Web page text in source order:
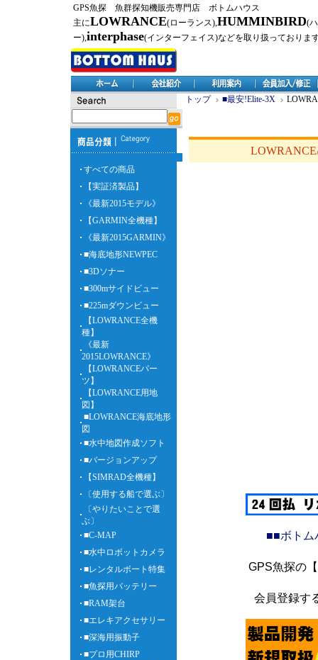
GPS魚探 魚群探知機販売専門店 ボトムハウス
主にLOWRANCE(ローランス),HUMMINBIRD(
ー),interphase(インターフェイス)などを取り扱っておりま
すべての商品
【実証済製品】
《最新2015モデル》
【GARMIN全機種】
《最新2015GARMIN》
■海底地形NEWPEC
■3Dソナー
■300mサイドビュー
■225mダウンビュー
【LOWRANCE全機
種】
《最新
2015LOWRANCE》
【LOWRANCEパー
ツ】
【LOWRANCE用地
図】
■LOWRANCE海底地形
図
■水中地図作成ソフト
■バージョンアップ
【SIMRAD全機種】
〔使用する船で選ぶ〕
〔やりたいことで選
ぶ〕
■C-MAP
■水中ロボットカメラ
■レンタルボート特集
■魚探用バッテリー
■RAM架台
■エレキアクセサリー
■深海用振動子
■プロ用CHIRP
トップ ■最安!Elite-3X
■■ボト
GPS魚探の
会員登録す